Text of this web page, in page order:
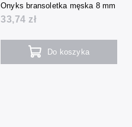
Onyks bransoletka męska 8 mm
33,74 zł
Do koszyka